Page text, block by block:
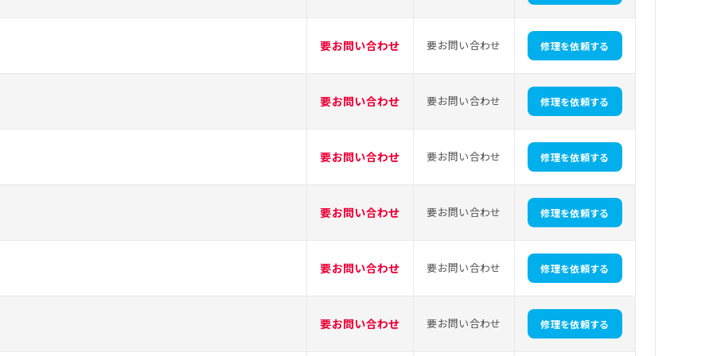
要お問い合わせ 要お問い合わせ 修理を依頼する
要お問い合わせ 要お問い合わせ 修理を依頼する
要お問い合わせ 要お問い合わせ 修理を依頼する
要お問い合わせ 要お問い合わせ 修理を依頼する
要お問い合わせ 要お問い合わせ 修理を依頼する
要お問い合わせ 要お問い合わせ 修理を依頼する